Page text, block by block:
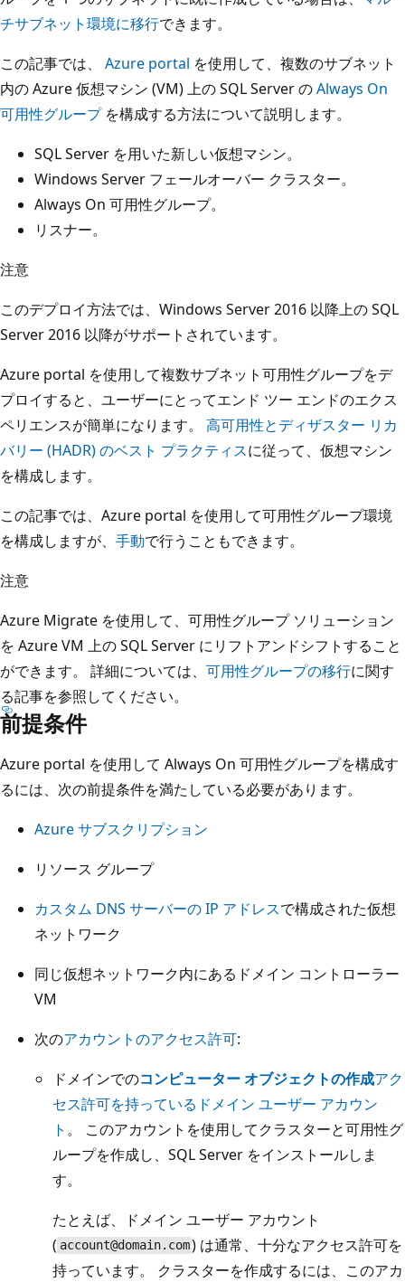
チサブネット環境に移行できます。
この記事では、 Azure portal を使用して、複数のサブネット
内の Azure 仮想マシン (VM) 上の SQL Server のAlways On
可用性グループを構成する方法について説明します。
SQL Server を用いた新しい仮想マシン。
Windows Server フェールオーバー クラスター。
Always On 可用性グループ。
リスナー。
注意
このデプロイ方法では、Windows Server 2016 以降上の SQL
Server 2016 以降がサポートされています。
Azure portal を使用して複数サブネット可用性グループをデ
プロイすると、ユーザーにとってエンド ツー エンドのエクス
ペリエンスが簡単になります。 高可用性とディザスター リカ
バリー (HADR) のベスト プラクティスに従って、仮想マシン
を構成します。
この記事では、Azure portal を使用して可用性グループ環境
を構成しますが、 手動で行うこともできます。
注意
Azure Migrate を使用して、可用性グループ ソリューション
を Azure VM 上の SQL Server にリフトアンドシフトすること
ができます。 詳細については、 可用性グループの移行に関す
る記事を参照してください。
前提条件
Azure portal を使用して Always On 可用性グループを構成す
るには、次の前提条件を満たしている必要があります。
Azure サブスクリプション
リソース グループ
カスタム DNS サーバーの IP アドレスで構成された仮想
ネットワーク
同じ仮想ネットワーク内にあるドメイン コントローラー
VM
次のアカウントのアクセス許可:
ドメインでのコンピューター オブジェクトの作成アク
セス許可を持っているドメイン ユーザー アカウン
ト 。 このアカウントを使用してクラスターと可用性グ
ループを作成し、SQL Server をインストールしま
す。
たとえば、ドメイン ユーザー アカウント
( account@domain.com) は通常、十分なアクセス許可を
持っています。 クラスターを作成するには、このアカ